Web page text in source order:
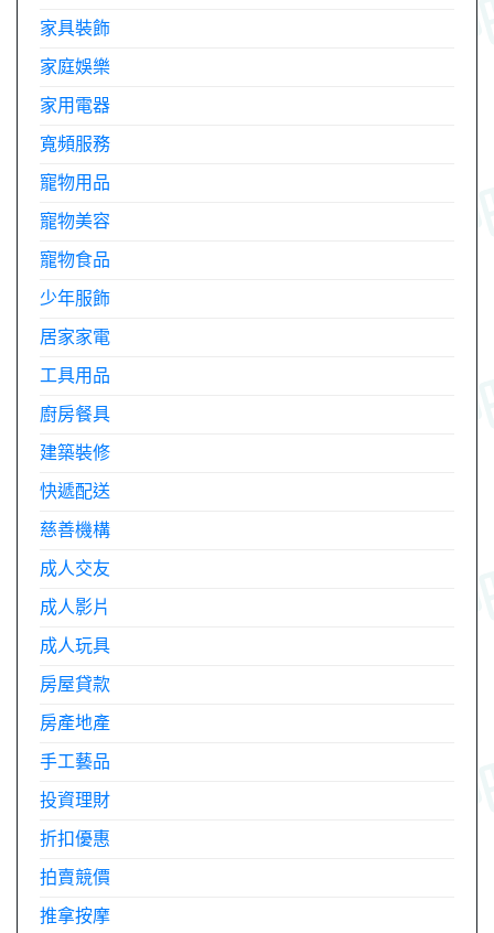
家具裝飾
家庭娛樂
家用電器
寬頻服務
寵物用品
寵物美容
寵物食品
少年服飾
居家家電
工具用品
廚房餐具
建築裝修
快遞配送
慈善機構
成人交友
成人影片
成人玩具
房屋貸款
房產地產
手工藝品
投資理財
折扣優惠
拍賣競價
推拿按摩